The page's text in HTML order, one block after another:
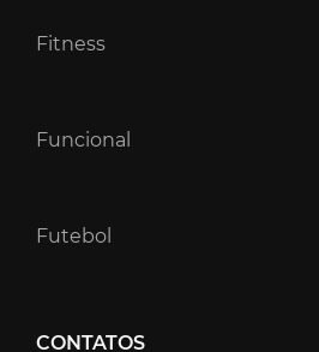
Fitness
Funcional
Futebol
CONTATOS